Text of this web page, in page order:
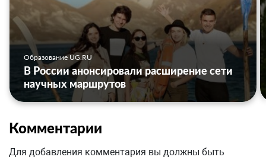
Образование UG.RU
В России анонсировали расширение сети
научных маршрутов
Комментарии
Для добавления комментария вы должны быть